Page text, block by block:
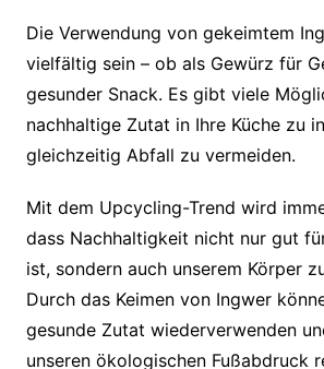
Die Verwendung von gekeimtem
vielfältig sein – ob als Gewürz für
gesunder Snack. Es gibt viele
nachhaltige Zutat in Ihre Küche zu
gleichzeitig Abfall zu vermeiden.
Mit dem Upcycling-Trend wird
dass Nachhaltigkeit nicht nur gut
ist, sondern auch unserem Körper
Durch das Keimen von Ingwer
gesunde Zutat wiederverwenden
unseren ökologischen Fußabdruck